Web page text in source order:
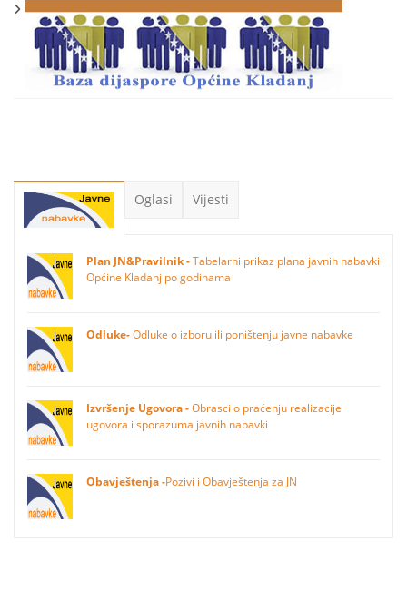
Oglasi Vijesti
Plan JN&Pravilnik -Tabelarni prikaz plana javnih nabavki
Općine Kladanj po godinama
Odluke-Odluke o izboru ili poništenju javne nabavke
Izvršenje Ugovora -Obrasci o praćenju realizacije
ugovora i sporazuma javnih nabavki
Obavještenja -Pozivi i Obavještenja za JN